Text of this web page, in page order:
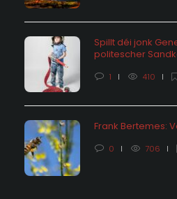
Spillt déi jonk
politescher
1 410
Frank Bertemes:
0 706